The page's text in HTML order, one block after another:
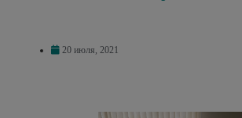
20 июля, 2021